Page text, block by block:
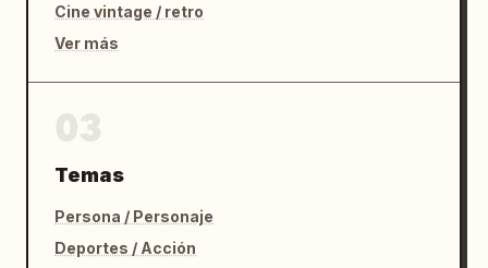
Cine vintage / retro
Ver más
Temas
Persona / Personaje
Deportes / Acción